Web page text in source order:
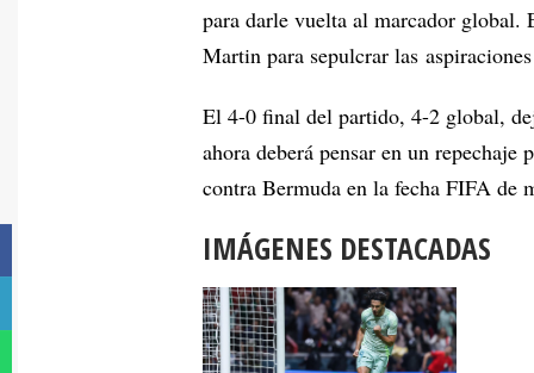
para darle vuelta al marcador
Martin para sepulcrar las
El 4-0 final del partido, 4-2 global,
ahora deberá pensar en un repechaje
contra Bermuda en la fecha FIFA de
IMÁGENES DESTACADAS